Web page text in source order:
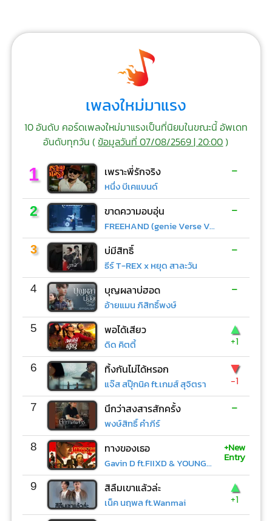
เพลงใหม่มาแรง
10 อันดับ คอร์ดเพลงใหม่มาแรงเป็นที่นิยมในขณะนี้ อัพเดท
อันดับทุกวัน (ข้อมูลวันที่ 07/08/2569 | 20:00)
1 เพราะพี่รักจริง
หนึ่ง บีเคแบนด์
-
2 ขาดความอบอุ่น
FREEHAND (genie Verse Vol.1)
-
3 บ่มีสิทธิ์
ธีร์ T-REX x หยุด สาละวัน
-
4 บุญผลาบ่ฮอด
อ้ายแมน ภิสิทธิ์พงษ์
-
5 พอได้เสียว
ดิด คิตตี้
▲
+1
6 ทิ้งกันไม่ได้หรอก
แจ๊ส สปุ๊กนิค ft.เกมส์ สุจิตรา
▼
-1
7 นึกว่าสงสารสักครั้ง
พงษ์สิทธิ์ คำภีร์
-
8 ทางของเธอ
Gavin D ft.FIIXD & YOUNGOHM
+New
Entry
9 สิลืมเขาแล้วล่ะ
เน็ค นฤพล ft.Wanmai
▲
+1